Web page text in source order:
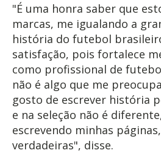
"É uma honra saber que
marcas, me igualando a
história do futebol
satisfação, pois fortalece
como profissional de
não é algo que me
gosto de escrever história
e na seleção não é
escrevendo minhas
verdadeiras", disse.